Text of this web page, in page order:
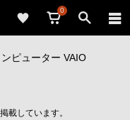
0
ピューター VAIO
載しています。